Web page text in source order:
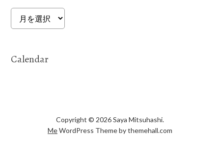
Archives
Calendar
Copyright © 2026 Saya Mitsuhashi.
MeWordPress Theme by themehall.com